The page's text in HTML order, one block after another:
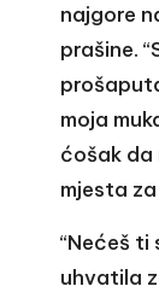
najgore
prašine.
moja
ćošak da
mjesta
“Nećeš
uhvatila